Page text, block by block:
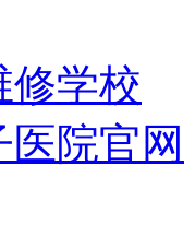
修学校
院官网